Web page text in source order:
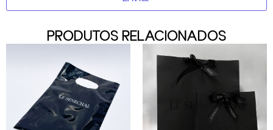
PRODUTOS RELACIONADOS